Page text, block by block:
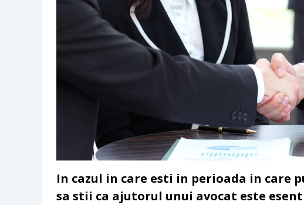
In cazul in care esti in perioada in care
sa stii ca ajutorul unui avocat este